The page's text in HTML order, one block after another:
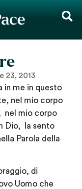
23, 2013
in me in questo
nel mio corpo
nel mio corpo
Dio, la sento
Parola della
di
Uomo che